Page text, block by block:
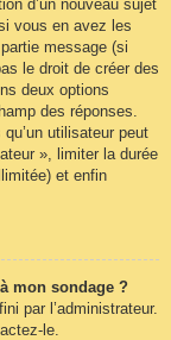
d’un nouveau sujet
vous en avez les
message (si
le droit de créer des
deux options
des réponses.
utilisateur peut
», limiter la durée
et enfin
mon sondage ?
par l’administrateur.
le.